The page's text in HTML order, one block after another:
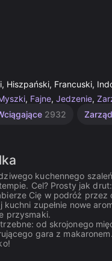
Hiszpański, Francuski,
, Fajne, Jedzenie,
2932
kuchennego
Cel? Prosty jak
Cię w podróż
zupełnie nowe
przysmaki.
od skrojonego
gara z